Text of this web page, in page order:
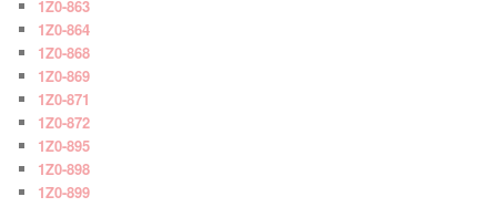
1Z0-863
1Z0-864
1Z0-868
1Z0-869
1Z0-871
1Z0-872
1Z0-895
1Z0-898
1Z0-899